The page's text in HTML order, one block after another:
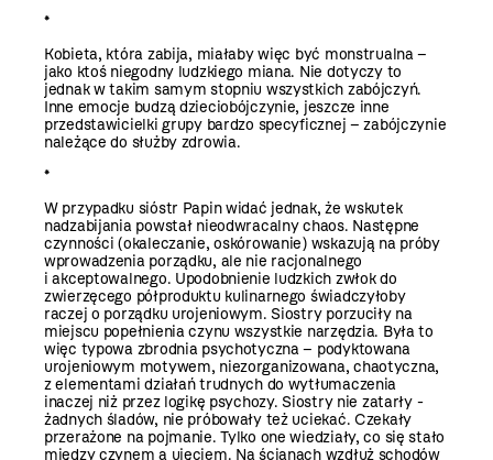
*
Kobieta, która zabija, miałaby więc być monstrualna –
jako ktoś niegodny ludzkiego miana. Nie dotyczy to
jednak w takim samym stopniu wszystkich zabójczyń.
Inne emocje budzą dzieciobójczynie, jeszcze inne
przedstawicielki grupy bardzo specyficznej – zabójczynie
należące do służby zdrowia.
*
W przypadku sióstr Papin widać jednak, że wskutek
nadzabijania powstał nieodwracalny chaos. Następne
czynności (okaleczanie, oskórowanie) wskazują na próby
wprowadzenia porządku, ale nie racjonalnego
i akceptowalnego. Upodobnienie ludzkich zwłok do
zwierzęcego półproduktu kulinarnego świadczyłoby
raczej o porządku urojeniowym. Siostry porzuciły na
miejscu popełnienia czynu wszystkie narzędzia. Była to
więc typowa zbrodnia psychotyczna – podyktowana
urojeniowym motywem, niezorganizowana, chaotyczna,
z elementami działań trudnych do wytłumaczenia
inaczej niż przez logikę psychozy. Siostry nie zatarły ­
żadnych ­śladów, nie próbowały też uciekać. Czekały
przerażone na pojmanie. Tylko one wiedziały, co się stało
między czynem a ujęciem. Na ścianach wzdłuż schodów